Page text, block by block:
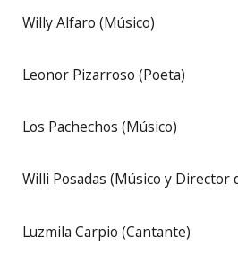
Willy Alfaro (Músico)
Leonor Pizarroso (Poeta)
Los Pachechos (Músico)
Willi Posadas (Músico y Director
Luzmila Carpio (Cantante)